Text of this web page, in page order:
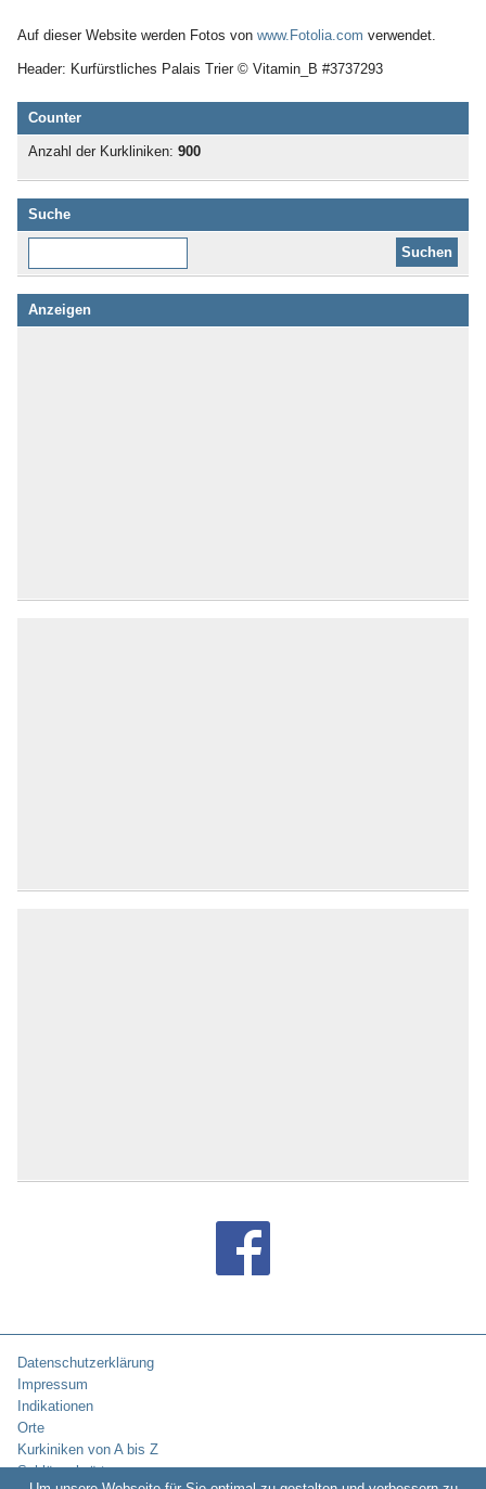
Auf dieser Website werden Fotos von www.Fotolia.com verwendet.
Header: Kurfürstliches Palais Trier © Vitamin_B #3737293
Counter
Anzahl der Kurkliniken: 900
Suche
Anzeigen
Datenschutzerklärung
Impressum
Indikationen
Orte
Kurkiniken von A bis Z
Schlüsselwörter